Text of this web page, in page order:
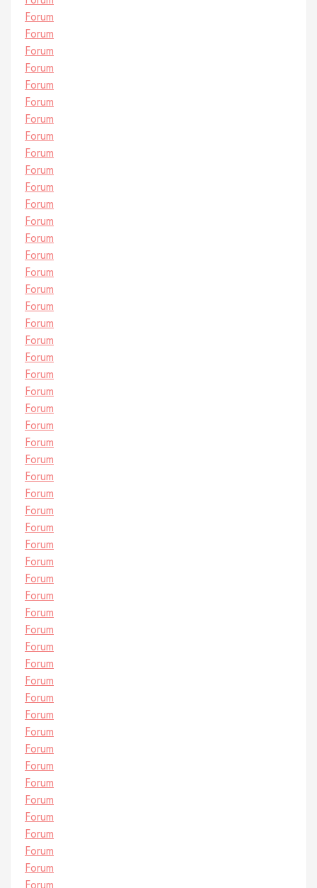
Forum
Forum
Forum
Forum
Forum
Forum
Forum
Forum
Forum
Forum
Forum
Forum
Forum
Forum
Forum
Forum
Forum
Forum
Forum
Forum
Forum
Forum
Forum
Forum
Forum
Forum
Forum
Forum
Forum
Forum
Forum
Forum
Forum
Forum
Forum
Forum
Forum
Forum
Forum
Forum
Forum
Forum
Forum
Forum
Forum
Forum
Forum
Forum
Forum
Forum
Forum